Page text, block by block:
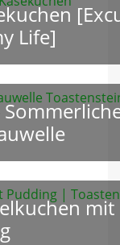
Life]
mit